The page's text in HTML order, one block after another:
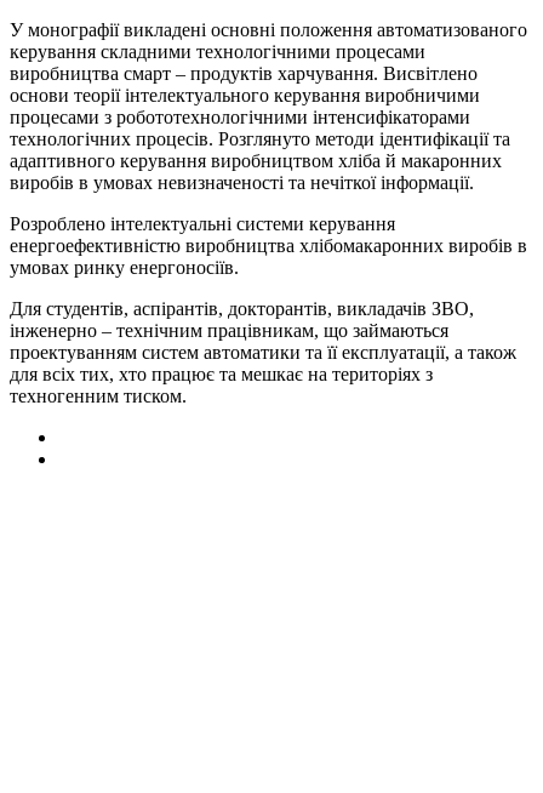
У монографії викладені основні положення автоматизованого
керування складними технологічними процесами
виробництва смарт – продуктів харчування. Висвітлено
основи теорії інтелектуального керування виробничими
процесами з робототехнологічними інтенсифікаторами
технологічних процесів. Розглянуто методи ідентифікації та
адаптивного керування виробництвом хліба й макаронних
виробів в умовах невизначеності та нечіткої інформації.
Розроблено інтелектуальні системи керування
енергоефективністю виробництва хлібомакаронних виробів в
умовах ринку енергоносіїв.
Для студентів, аспірантів, докторантів, викладачів ЗВО,
інженерно – технічним працівникам, що займаються
проектуванням систем автоматики та її експлуатації, а також
для всіх тих, хто працює та мешкає на територіях з
техногенним тиском.